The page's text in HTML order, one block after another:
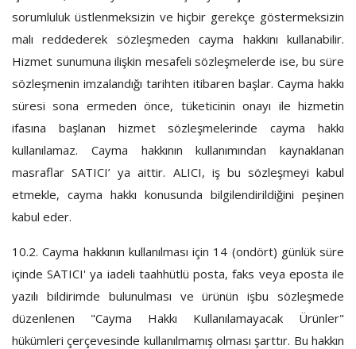
sorumluluk üstlenmeksizin ve hiçbir gerekçe göstermeksizin
malı reddederek sözleşmeden cayma hakkını kullanabilir.
Hizmet sunumuna ilişkin mesafeli sözleşmelerde ise, bu süre
sözleşmenin imzalandığı tarihten itibaren başlar. Cayma hakkı
süresi sona ermeden önce, tüketicinin onayı ile hizmetin
ifasına başlanan hizmet sözleşmelerinde cayma hakkı
kullanılamaz. Cayma hakkının kullanımından kaynaklanan
masraflar SATICI’ ya aittir. ALICI, iş bu sözleşmeyi kabul
etmekle, cayma hakkı konusunda bilgilendirildiğini peşinen
kabul eder.
10.2. Cayma hakkının kullanılması için 14 (ondört) günlük süre
içinde SATICI' ya iadeli taahhütlü posta, faks veya eposta ile
yazılı bildirimde bulunulması ve ürünün işbu sözleşmede
düzenlenen "Cayma Hakkı Kullanılamayacak Ürünler"
hükümleri çerçevesinde kullanılmamış olması şarttır. Bu hakkın